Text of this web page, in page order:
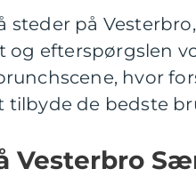
steder på
og efterspørgslen
hvor
de bedste
Vesterbro